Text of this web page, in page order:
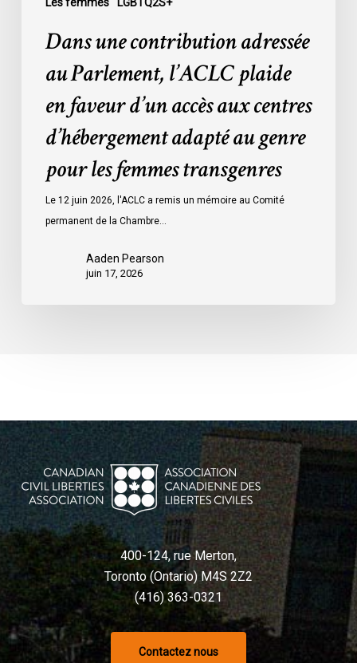
d’hébergement
genre
femmes
transgenres
Dans une contribution adressée
au Parlement, l’ACLC plaide
en faveur d’un accès aux centres
d’hébergement adapté au genre
pour les femmes transgenres
Le 12 juin 2026, l'ACLC a remis un mémoire au Comité
permanent de la Chambre…
Aaden Pearson
juin 17, 2026
400-124, rue Merton,
Toronto (Ontario) M4S 2Z2
(416) 363-0321
Contactez nous